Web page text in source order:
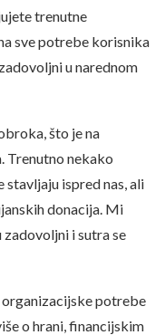
trenutne
sve potrebe korisnika
u narednom
što je na
Trenutno nekako
ispred nas, ali
donacija. Mi
i sutra se
organizacijske potrebe
o hrani, financijskim